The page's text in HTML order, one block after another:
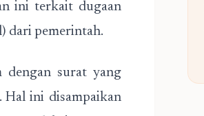
ini terkait dugaan
dari pemerintah.
dengan surat yang
Hal ini disampaikan